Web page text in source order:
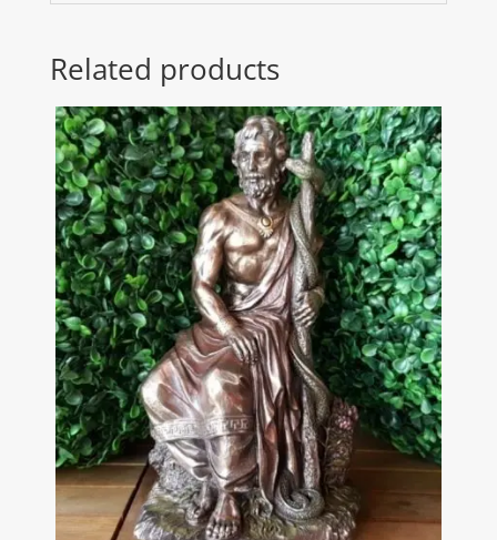
Related products